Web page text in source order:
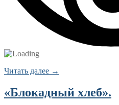
Читать далее →
«Блокадный хлеб».